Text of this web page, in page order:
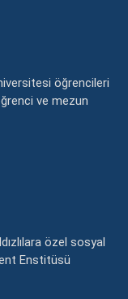
öğrencileri
ve mezun
özel sosyal
Enstitüsü